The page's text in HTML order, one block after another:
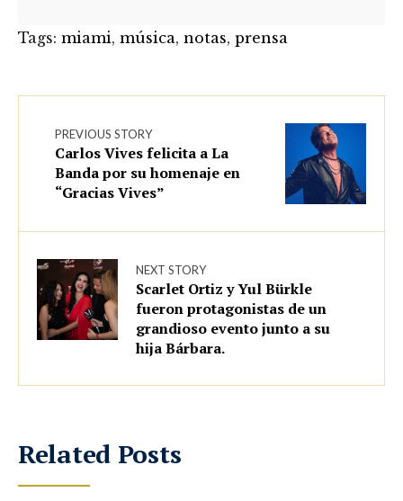
Tags: miami, música, notas, prensa
PREVIOUS STORY
Carlos Vives felicita a La
Banda por su homenaje en
“Gracias Vives”
NEXT STORY
Scarlet Ortiz y Yul Bürkle
fueron protagonistas de un
grandioso evento junto a su
hija Bárbara.
Related Posts